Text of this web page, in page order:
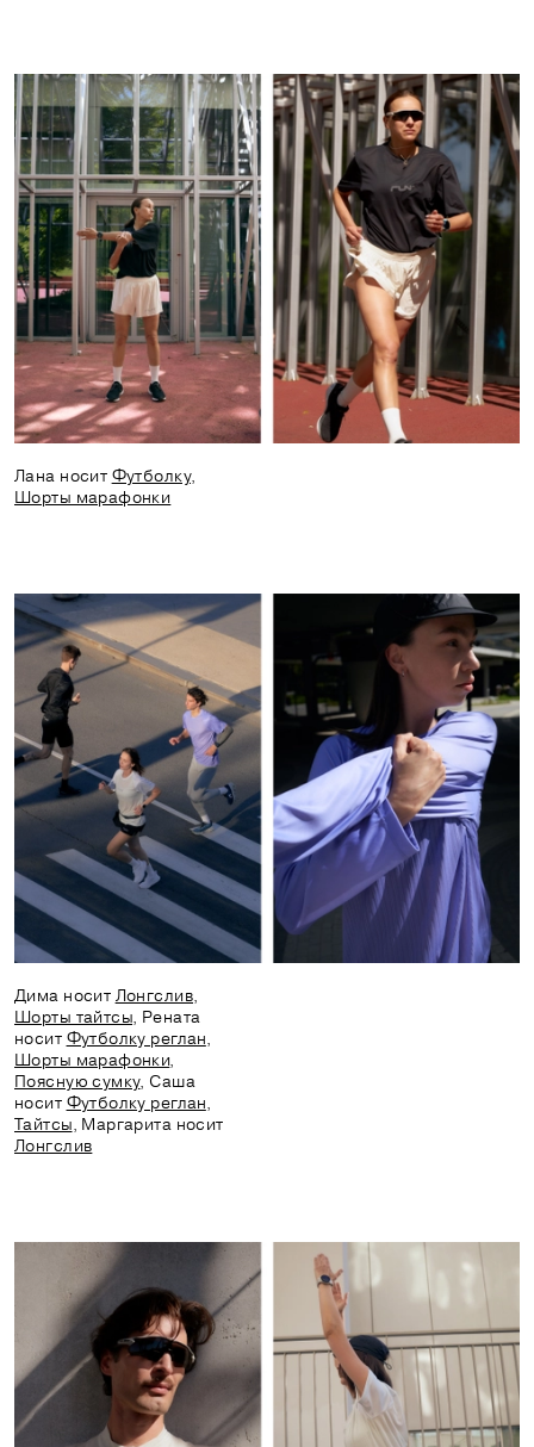
Лана носит Футболку,
Шорты марафонки
Дима носит Лонгслив,
Шорты тайтсы, Рената
носит Футболку реглан,
Шорты марафонки,
Поясную сумку, Саша
носит Футболку реглан,
Тайтсы, Маргарита носит
Лонгслив